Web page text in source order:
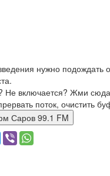
нужно подождать
Не включается? Жми
поток, очистить
фм Саров 99.1 FM